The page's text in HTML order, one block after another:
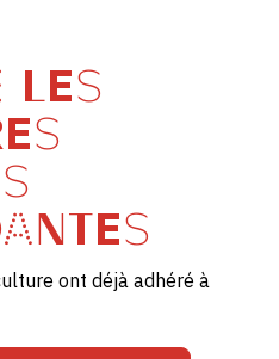
LES
ont déjà adhéré à